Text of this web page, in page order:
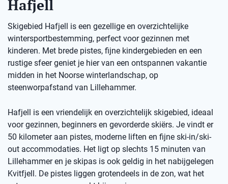
Hafjell
Skigebied Hafjell is een gezellige en overzichtelijke
wintersportbestemming, perfect voor gezinnen met
kinderen. Met brede pistes, fijne kindergebieden en een
rustige sfeer geniet je hier van een ontspannen vakantie
midden in het Noorse winterlandschap, op
steenworpafstand van Lillehammer.
Hafjell is een vriendelijk en overzichtelijk skigebied, ideaal
voor gezinnen, beginners en gevorderde skiërs. Je vindt er
50 kilometer aan pistes, moderne liften en fijne ski-in/ski-
out accommodaties. Het ligt op slechts 15 minuten van
Lillehammer en je skipas is ook geldig in het nabijgelegen
Kvitfjell. De pistes liggen grotendeels in de zon, wat het